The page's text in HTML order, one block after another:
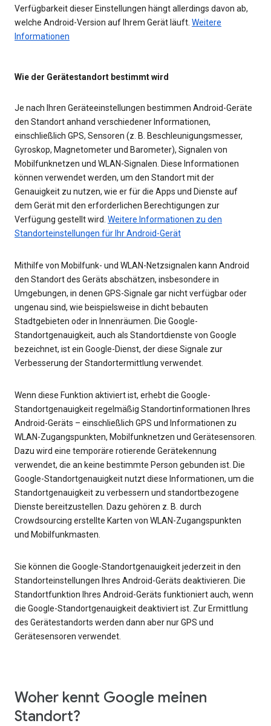
Verfügbarkeit dieser Einstellungen hängt allerdings davon ab,
welche Android-Version auf Ihrem Gerät läuft. Weitere
Informationen
Wie der Gerätestandort bestimmt wird
Je nach Ihren Geräteeinstellungen bestimmen Android-Geräte
den Standort anhand verschiedener Informationen,
einschließlich GPS, Sensoren (z. B. Beschleunigungsmesser,
Gyroskop, Magnetometer und Barometer), Signalen von
Mobilfunknetzen und WLAN-Signalen. Diese Informationen
können verwendet werden, um den Standort mit der
Genauigkeit zu nutzen, wie er für die Apps und Dienste auf
dem Gerät mit den erforderlichen Berechtigungen zur
Verfügung gestellt wird. Weitere Informationen zu den
Standorteinstellungen für Ihr Android-Gerät
Mithilfe von Mobilfunk- und WLAN-Netzsignalen kann Android
den Standort des Geräts abschätzen, insbesondere in
Umgebungen, in denen GPS-Signale gar nicht verfügbar oder
ungenau sind, wie beispielsweise in dicht bebauten
Stadtgebieten oder in Innenräumen. Die Google-
Standortgenauigkeit, auch als Standortdienste von Google
bezeichnet, ist ein Google-Dienst, der diese Signale zur
Verbesserung der Standortermittlung verwendet.
Wenn diese Funktion aktiviert ist, erhebt die Google-
Standortgenauigkeit regelmäßig Standortinformationen Ihres
Android-Geräts – einschließlich GPS und Informationen zu
WLAN-Zugangspunkten, Mobilfunknetzen und Gerätesensoren.
Dazu wird eine temporäre rotierende Gerätekennung
verwendet, die an keine bestimmte Person gebunden ist. Die
Google-Standortgenauigkeit nutzt diese Informationen, um die
Standortgenauigkeit zu verbessern und standortbezogene
Dienste bereitzustellen. Dazu gehören z. B. durch
Crowdsourcing erstellte Karten von WLAN-Zugangspunkten
und Mobilfunkmasten.
Sie können die Google-Standortgenauigkeit jederzeit in den
Standorteinstellungen Ihres Android-Geräts deaktivieren. Die
Standortfunktion Ihres Android-Geräts funktioniert auch, wenn
die Google-Standortgenauigkeit deaktiviert ist. Zur Ermittlung
des Gerätestandorts werden dann aber nur GPS und
Gerätesensoren verwendet.
Woher kennt Google meinen
Standort?